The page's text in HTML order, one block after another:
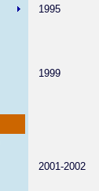
1995
1999
2001-2002